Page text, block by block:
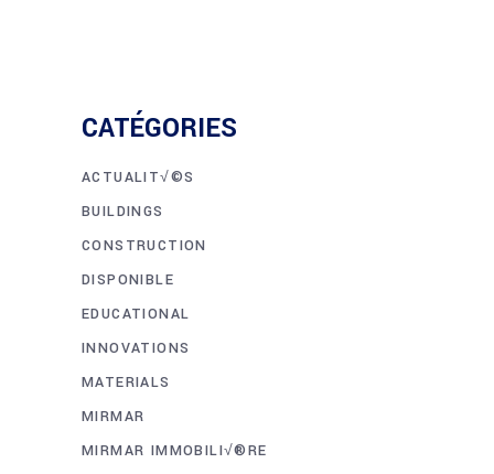
CATÉGORIES
ACTUALIT√©S
BUILDINGS
CONSTRUCTION
DISPONIBLE
EDUCATIONAL
INNOVATIONS
MATERIALS
MIRMAR
MIRMAR IMMOBILI√®RE